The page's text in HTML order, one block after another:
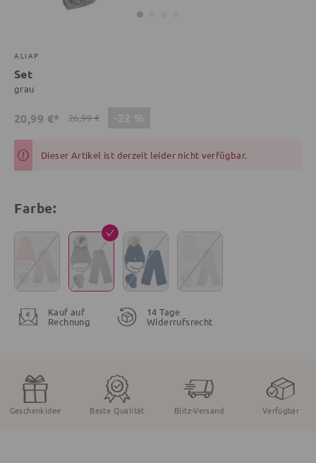
ALIAP
Set
grau
20,99 €* 26,99 €
Dieser Artikel ist derzeit leider nicht verfügbar.
Farbe:
Kauf auf
Rechnung
14 Tage
Widerrufsrecht
Geschenkidee Beste Qualität Blitz-Versand Verfügbar